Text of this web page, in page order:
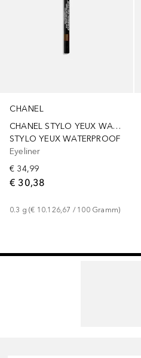
CHANEL
CHANEL STYLO YEUX WATERPROOF
STYLO YEUX WATERPROOF
Eyeliner
€ 34,99
€ 30,38
0.3 g (€ 10.126,67 / 100 Gramm)